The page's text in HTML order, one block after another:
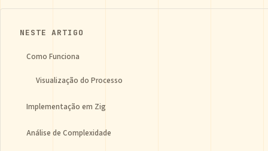
NESTE ARTIGO
Como Funciona
Visualização do Processo
Implementação em Zig
Análise de Complexidade